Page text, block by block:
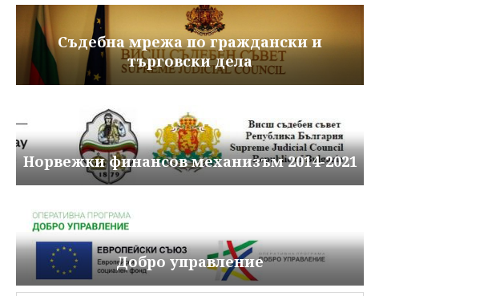
Съдебна мрежа по граждански и
търговски дела
Норвежки финансов механизъм 2014-2021
Добро управление